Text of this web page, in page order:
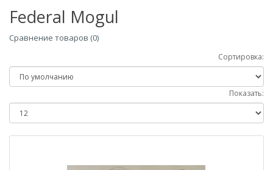
Federal Mogul
Сравнение товаров (0)
Сортировка:
Показать: